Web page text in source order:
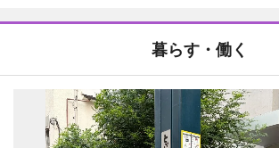
暮らす・働く